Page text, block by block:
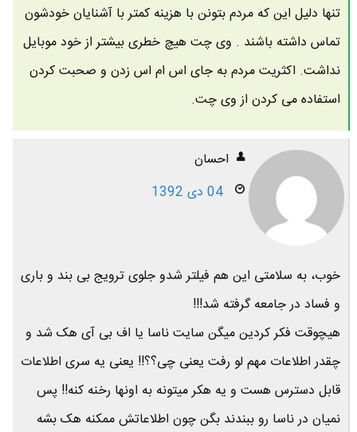
تنها دلیل این که مردم بتونن با هزینه کمتر با آشنایان خودشون
تماس داشته باشند . وی چت هیچ خطری بیشتر از خود موبایل
نداشت. اکثریت مردم به جای اس ام اس زدن و صحبت کردن
استفاده می کردن از وی چت.
احسان
04 دی 1392
خوب، به سلامتی این هم فیلتر شدو جلوی ترویج بی بند و باری
و فساد در جامعه گرفته شد!!!
هیچوقت فکر کردین میگن سایت ناسا یا اف بی آی هک شد و
چقدر اطلاعات مهم لو رفت یعنی چی؟؟!! یعنی یه سری اطلاعات
قابل دسترس هست و یه هکر میتونه به اونها رخنه کنه!! پس
نمیان در ناسا رو ببندند بگن چون اطلاعاتش ممکنه هک بشه